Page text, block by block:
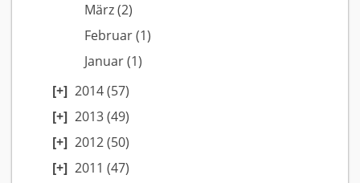
März(2)
Februar(1)
Januar(1)
2014(57)
2013(49)
2012(50)
2011 (47)